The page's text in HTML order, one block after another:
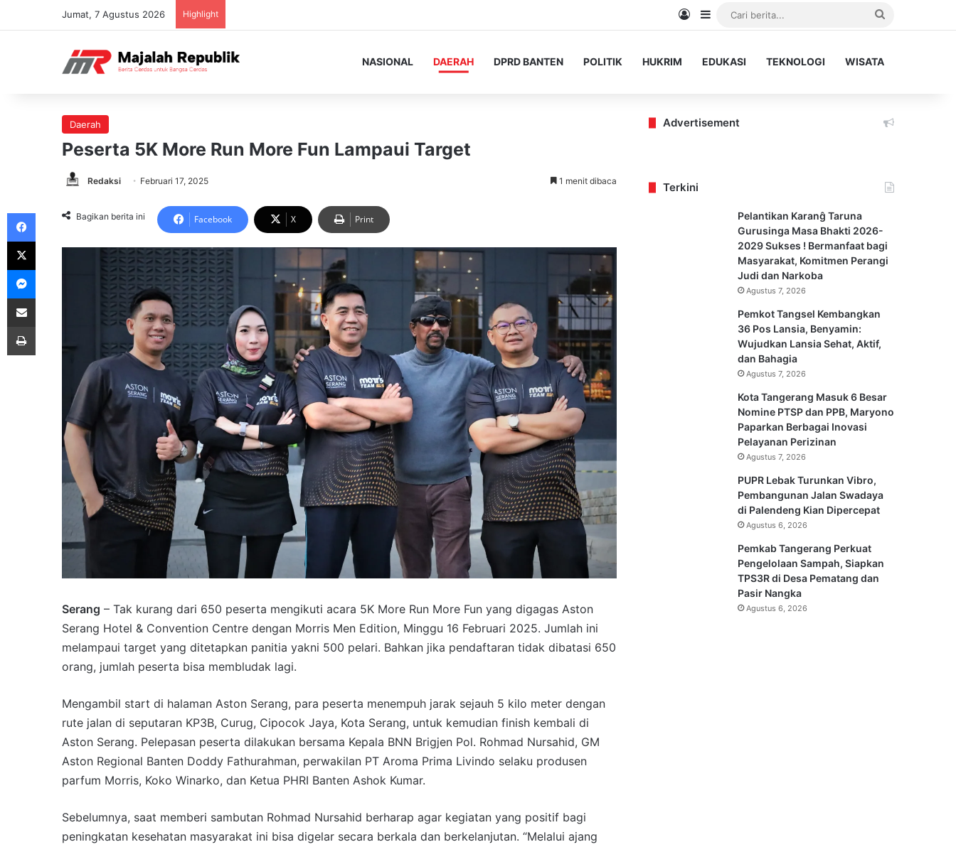
Jumat, 7 Agustus 2026 Highlight Log InSidebar
NASIONAL DAERAH DPRD BANTEN POLITIK HUKRIM EDUKASI TEKNOLOGI WISATA
Daerah
Peserta 5K More Run More Fun Lampaui Target
Redaksi Februari 17, 2025 1 menit dibaca
Bagikan berita ini Facebook X Print
Serang – Tak kurang dari 650 peserta mengikuti acara 5K More Run More Fun yang digagas Aston
Serang Hotel & Convention Centre dengan Morris Men Edition, Minggu 16 Februari 2025. Jumlah ini
melampaui target yang ditetapkan panitia yakni 500 pelari. Bahkan jika pendaftaran tidak dibatasi 650
orang, jumlah peserta bisa membludak lagi.
Mengambil start di halaman Aston Serang, para peserta menempuh jarak sejauh 5 kilo meter dengan
rute jalan di seputaran KP3B, Curug, Cipocok Jaya, Kota Serang, untuk kemudian finish kembali di
Aston Serang. Pelepasan peserta dilakukan bersama Kepala BNN Brigjen Pol. Rohmad Nursahid, GM
Aston Regional Banten Doddy Fathurahman, perwakilan PT Aroma Prima Livindo selaku produsen
parfum Morris, Koko Winarko, dan Ketua PHRI Banten Ashok Kumar.
Sebelumnya, saat memberi sambutan Rohmad Nursahid berharap agar kegiatan yang positif bagi
peningkatan kesehatan masyarakat ini bisa digelar secara berkala dan berkelanjutan. “Melalui ajang
Advertisement
Terkini
Pelantikan Karanĝ Taruna
Gurusinga Masa Bhakti 2026-
2029 Sukses ! Bermanfaat bagi
Masyarakat, Komitmen Perangi
Judi dan Narkoba
Agustus 7, 2026
Pemkot Tangsel Kembangkan
36 Pos Lansia, Benyamin:
Wujudkan Lansia Sehat, Aktif,
dan Bahagia
Agustus 7, 2026
Kota Tangerang Masuk 6 Besar
Nomine PTSP dan PPB, Maryono
Paparkan Berbagai Inovasi
Pelayanan Perizinan
Agustus 7, 2026
PUPR Lebak Turunkan Vibro,
Pembangunan Jalan Swadaya
di Palendeng Kian Dipercepat
Agustus 6, 2026
Pemkab Tangerang Perkuat
Pengelolaan Sampah, Siapkan
TPS3R di Desa Pematang dan
Pasir Nangka
Agustus 6, 2026
Facebook
X
Messenger
Share via Email